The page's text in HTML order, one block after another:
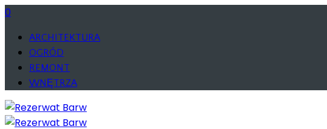
0
ARCHITEKTURA
OGRÓD
REMONT
WNĘTRZA